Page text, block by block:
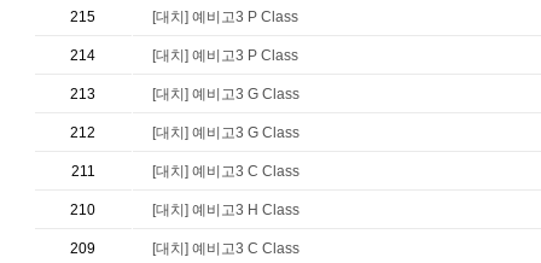
215 [대치] 예비고3 P Class
214 [대치] 예비고3 P Class
213 [대치] 예비고3 G Class
212 [대치] 예비고3 G Class
211 [대치] 예비고3 C Class
210 [대치] 예비고3 H Class
209 [대치] 예비고3 C Class